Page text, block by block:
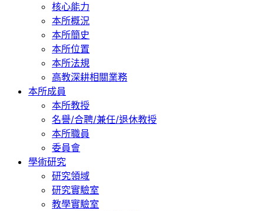
核心能力
本所概況
本所簡史
本所位置
本所法規
高教深耕相關業務
本所成員
本所教授
名譽/合聘/兼任/退休教授
本所職員
委員會
學術研究
研究領域
研究實驗室
教學實驗室